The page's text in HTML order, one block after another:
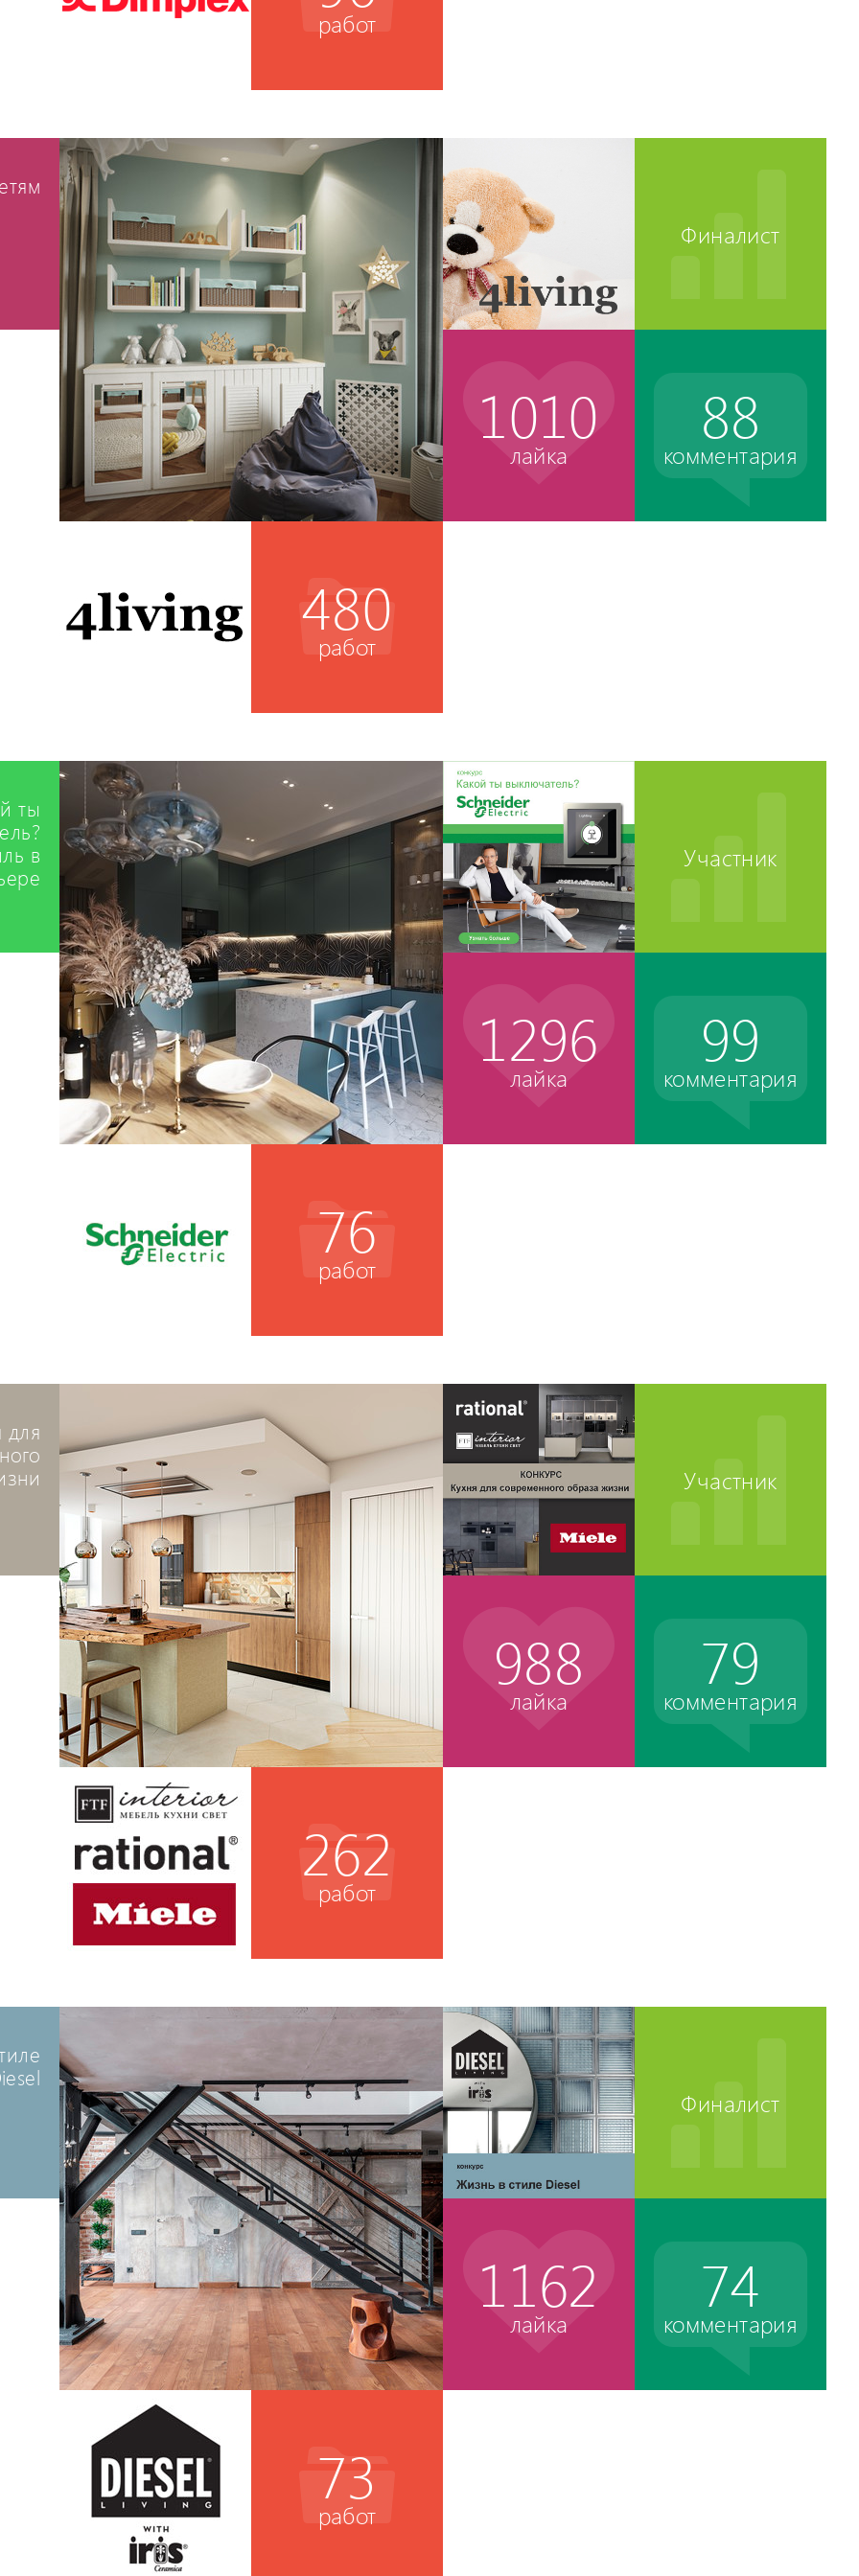
работ
Финалист
1010
лайка
88
комментария
480
работ
ты
в
Участник
1296
лайка
99
комментария
76
работ
для
Участник
988
лайка
79
комментария
262
работ
Финалист
1162
лайка
74
комментария
73
работ